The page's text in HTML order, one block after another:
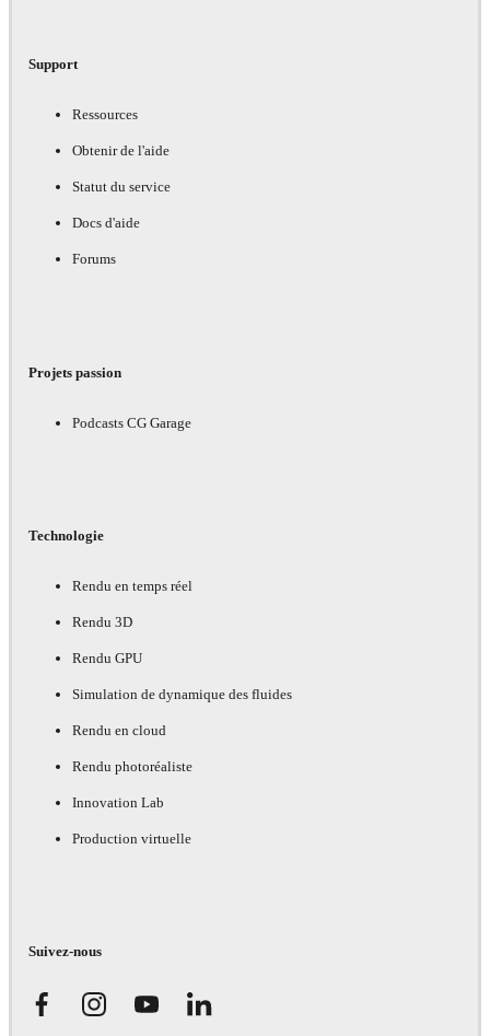
Support
Ressources
Obtenir de l'aide
Statut du service
Docs d'aide
Forums
Projets passion
Podcasts CG Garage
Technologie
Rendu en temps réel
Rendu 3D
Rendu GPU
Simulation de dynamique des fluides
Rendu en cloud
Rendu photoréaliste
Innovation Lab
Production virtuelle
Suivez-nous